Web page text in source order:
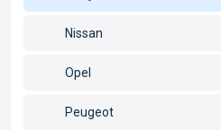
Nissan
Opel
Peugeot